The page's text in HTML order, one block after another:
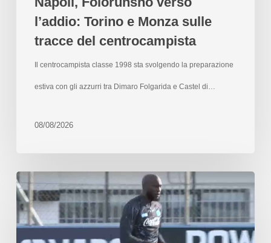
l’addio: Torino e Monza sulle
tracce del centrocampista
Il centrocampista classe 1998 sta svolgendo la preparazione
estiva con gli azzurri tra Dimaro Folgarida e Castel di…
08/08/2026